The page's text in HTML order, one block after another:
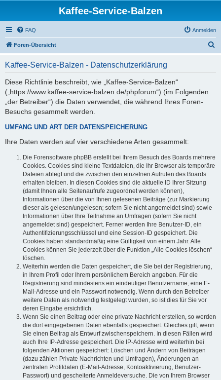
Kaffee-Service-Balzen
FAQ Anmelden
Foren-Übersicht
Kaffee-Service-Balzen - Datenschutzerklärung
Diese Richtlinie beschreibt, wie „Kaffee-Service-Balzen“
(„https://www.kaffee-service-balzen.de/phpforum“) (im Folgenden
„der Betreiber“) die Daten verwendet, die während Ihres Foren-
Besuchs gesammelt werden.
UMFANG UND ART DER DATENSPEICHERUNG
Ihre Daten werden auf vier verschiedene Arten gesammelt:
Die Forensoftware phpBB erstellt bei Ihrem Besuch des Boards mehrere
Cookies. Cookies sind kleine Textdateien, die Ihr Browser als temporäre
Dateien ablegt und die zwischen den einzelnen Aufrufen des Boards
erhalten bleiben. In diesen Cookies sind die aktuelle ID Ihrer Sitzung
(damit Ihnen alle Seitenaufrufe zugeordnet werden können),
Informationen über die von Ihnen gelesenen Beiträge (zur Markierung
dieser als gelesen/ungelesen; sofern Sie nicht angemeldet sind) sowie
Informationen über Ihre Teilnahme an Umfragen (sofern Sie nicht
angemeldet sind) gespeichert. Ferner werden Ihre Benutzer-ID, ein
Authentifizierungsschlüssel und eine Session-ID gespeichert. Die
Cookies haben standardmäßig eine Gültigkeit von einem Jahr. Alle
Cookies können Sie jederzeit über die Funktion „Alle Cookies löschen“
löschen.
Weiterhin werden die Daten gespeichert, die Sie bei der Registrierung,
in Ihrem Profil oder Ihrem persönlichem Bereich angeben. Für die
Registrierung sind mindestens ein eindeutiger Benutzername, eine E-
Mail-Adresse und ein Passwort notwendig. Wenn durch den Betreiber
weitere Daten als notwendig festgelegt wurden, so ist dies für Sie vor
deren Eingabe ersichtlich.
Wenn Sie einen Beitrag oder eine private Nachricht erstellen, so werden
die dort eingegebenen Daten ebenfalls gespeichert. Gleiches gilt, wenn
Sie einen Beitrag als Entwurf zwischenspeichern. In diesen Fällen wird
auch Ihre IP-Adresse gespeichert. Die IP-Adresse wird weiterhin bei
folgenden Aktionen gespeichert: Löschen und Ändern von Beiträgen
(dazu zählen Private Nachrichten und Umfragen), Änderungen an
zentralen Profildaten (E-Mail-Adresse, Kontoaktivierung, Benutzer-
Passwort) und gescheiterte Anmeldeversuche. Die von Ihrem Browser